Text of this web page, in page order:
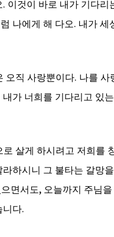
. 이것이 바로 내가 기다리
나에게 해 다오. 내가 세
오직 사랑뿐이다. 나를 사
내가 너희를 기다리고 있
로 살게 하시려고 저희를
하시니 그 불타는 갈망
면서도, 오늘까지 주님
니다.